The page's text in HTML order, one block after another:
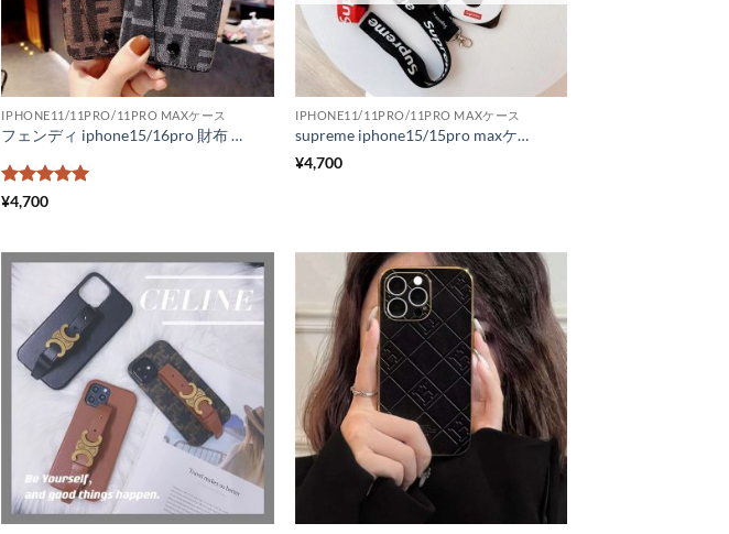
IPHONE11/11PRO/11PRO MAXケース
フェンディ iphone15/16pro 財布 型 ケース メンズ Fendi iphone14/14pro maxケース 手帳型じゃない カード アイフォン13pro/12pro max 保護カバー ビジネス風 iphone11/xs max スマホカバー 便利 iphone11ケース ブランド 人気
5段階中
¥4,700
IPHONE11/11PRO/11PRO MAXケース
supreme iphone15/15pro maxケース 首掛け アイフォン14/14pro max/13カバー ノース シュプリーム iphone13pro/12 携帯ケース 高校生 ストリート系 スマホケース 韓国 ファッション
¥4,700